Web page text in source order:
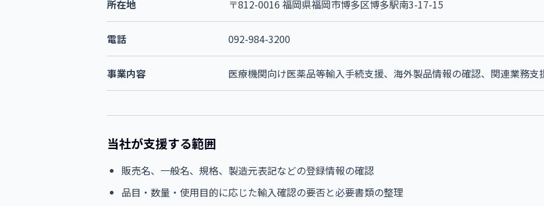
所在地 〒812-0016 福岡県福岡市博多区博多駅南3-17-15
電話 092-984-3200
事業内容 医療機関向け医薬品等輸入手続支援、海外製品情報の確認、関連業務支
当社が支援する範囲
販売名、一般名、規格、製造元表記などの登録情報の確認
品目・数量・使用目的に応じた輸入確認の要否と必要書類の整理